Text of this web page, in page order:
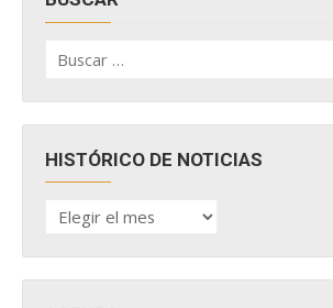
por:
HISTÓRICO DE NOTICIAS
HISTÓRICO
DE